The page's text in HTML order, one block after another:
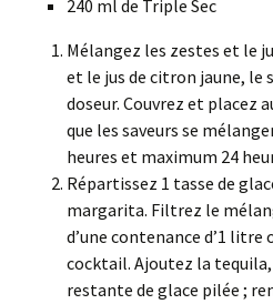
240 ml de Triple Sec
Mélangez les zestes et le
et le jus de citron jaune, le
doseur. Couvrez et placez
que les saveurs se
heures et maximum 24
Répartissez 1 tasse de
margarita. Filtrez le
d’une contenance d’1 litre
cocktail. Ajoutez la
restante de glace pilée ;